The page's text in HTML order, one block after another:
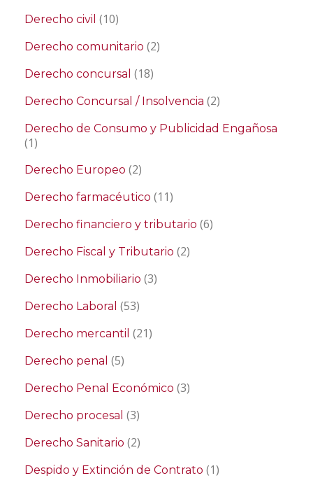
Derecho civil (10)
Derecho comunitario (2)
Derecho concursal (18)
Derecho Concursal / Insolvencia (2)
Derecho de Consumo y Publicidad Engañosa
(1)
Derecho Europeo (2)
Derecho farmacéutico (11)
Derecho financiero y tributario (6)
Derecho Fiscal y Tributario (2)
Derecho Inmobiliario (3)
Derecho Laboral (53)
Derecho mercantil (21)
Derecho penal (5)
Derecho Penal Económico (3)
Derecho procesal (3)
Derecho Sanitario (2)
Despido y Extinción de Contrato (1)